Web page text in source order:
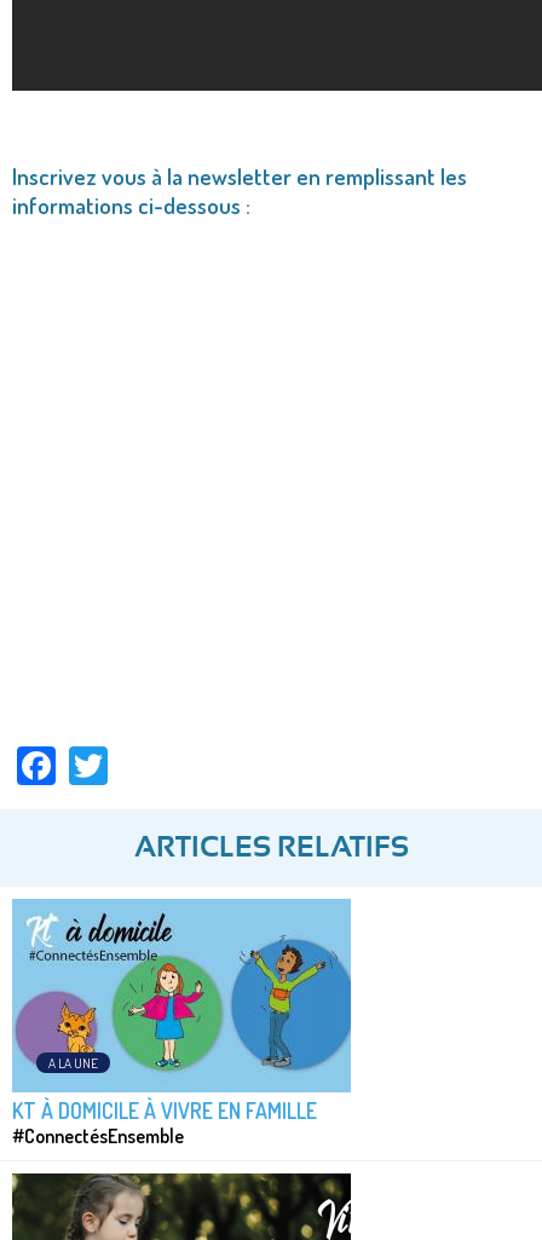
Inscrivez vous à la newsletter en remplissant les
informations ci-dessous :
Facebook
ARTICLES RELATIFS
A LA UNE
KT À DOMICILE À VIVRE EN FAMILLE
#ConnectésEnsemble